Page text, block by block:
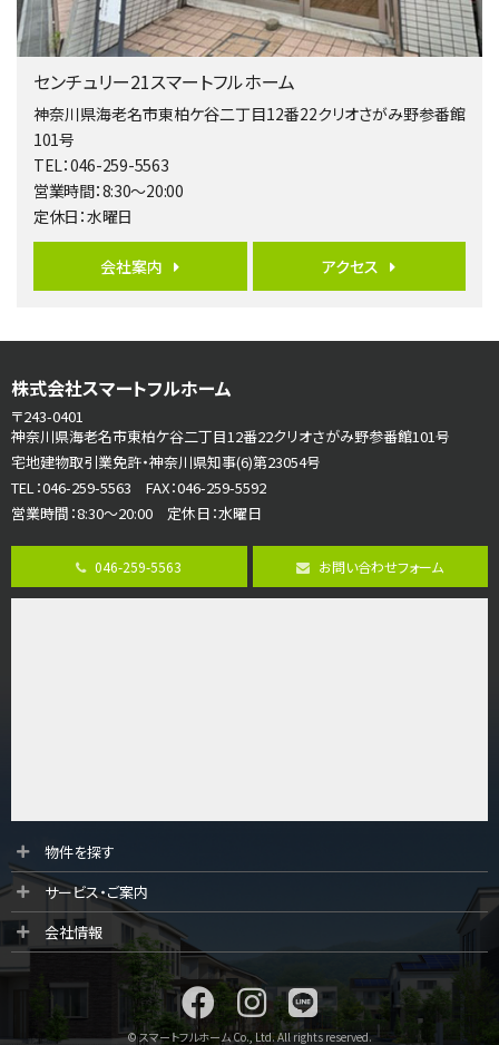
3,680万円
4ＬＤＫ
橋本駅
第6位
歩17分
ご家族が集まるLDKは１７．５帖とゆとりある広さ…
3,680万円
リビングダイニング部分の床暖房完備 車並列2台駐…
第8位
古淵駅
バ12分・歩4分
並列２台駐車可。１階はリビングと水まわりをまとめ…
長後駅
全棟ＬＤＫは16帖の4ＬＤＫ！食器洗い乾燥機や浴…
センチュリー21スマートフルホーム
神奈川県海老名市東柏ケ谷二丁目12番22クリオさがみ野参番館
101号
TEL：046-259-5563
営業時間：8:30～20:00
定休日：水曜日
会社案内 アクセス
株式会社スマートフルホーム
〒243-0401
神奈川県海老名市東柏ケ谷二丁目12番22クリオさがみ野参番館101号
宅地建物取引業免許・神奈川県知事(6)第23054号
TEL：046-259-5563 FAX：046-259-5592
営業時間：8:30～20:00 定休日：水曜日
046-259-5563 お問い合わせフォーム
物件を探す
サービス・ご案内
会社情報
© スマートフルホーム Co., Ltd. All rights reserved.